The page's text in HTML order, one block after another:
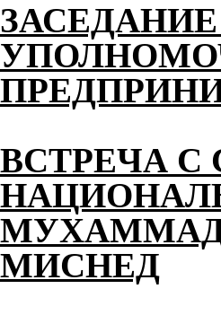
ВСТРЕЧА С
МИСНЕД